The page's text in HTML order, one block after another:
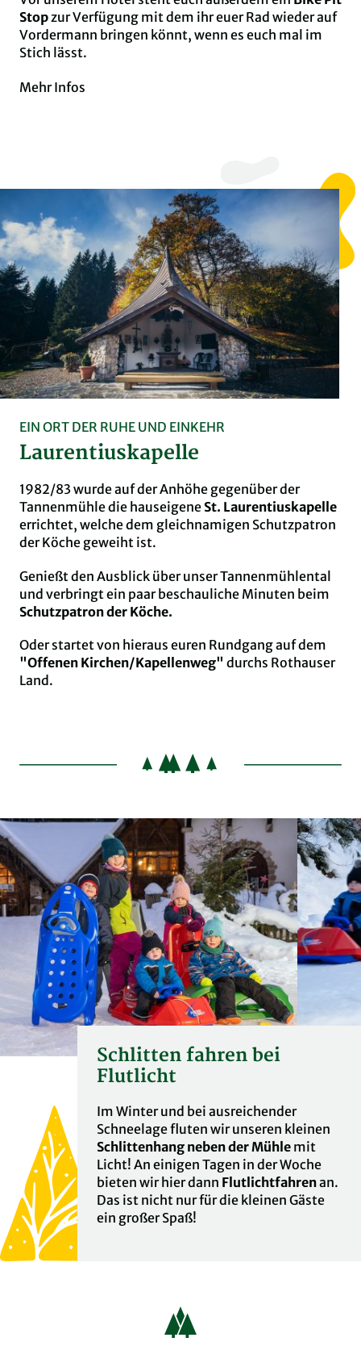
Stop zur Verfügung mit dem ihr euer Rad wieder auf
Vordermann bringen könnt, wenn es euch mal im
Stich lässt.
Mehr Infos
EIN ORT DER RUHE UND EINKEHR
Laurentiuskapelle
1982/83 wurde auf der Anhöhe gegenüber der
Tannenmühle die hauseigene St. Laurentiuskapelle
errichtet, welche dem gleichnamigen Schutzpatron
der Köche geweiht ist.
Genießt den Ausblick über unser Tannenmühlental
und verbringt ein paar beschauliche Minuten beim
Schutzpatron der Köche.
Oder startet von hieraus euren Rundgang auf dem
"Offenen Kirchen/Kapellenweg" durchs Rothauser
Land.
Schlitten fahren bei
Flutlicht
Im Winter und bei ausreichender
Schneelage fluten wir unseren kleinen
Schlittenhang neben der Mühle mit
Licht! An einigen Tagen in der Woche
bieten wir hier dann Flutlichtfahrenan.
Das ist nicht nur für die kleinen Gäste
ein großer Spaß!